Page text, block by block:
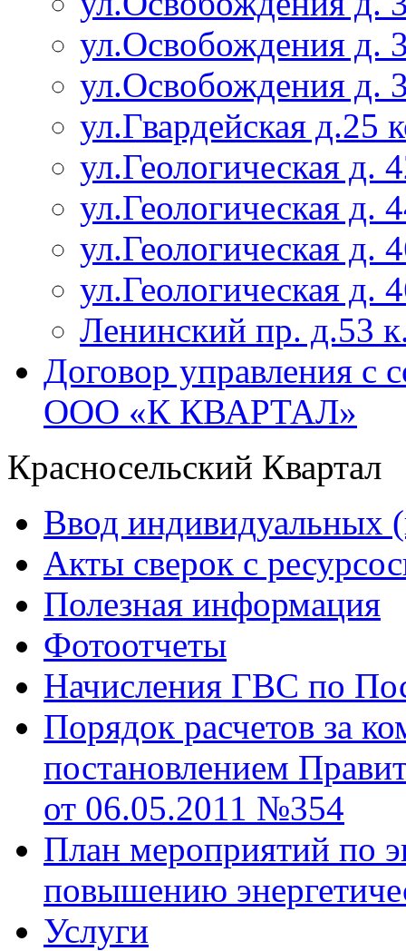
ул.Освобождения д.
ул.Освобождения д.
ул.Гвардейская д.25
ул.Геологическая д.
ул.Геологическая д.
ул.Геологическая д.
ул.Геологическая д.
Ленинский пр. д.53
Договор управления с
ООО «К КВАРТАЛ»
Красносельский Квартал
Ввод индивидуальных
Акты сверок с
Полезная информация
Фотоотчеты
Начисления ГВС по
Порядок расчетов за
постановлением
от 06.05.2011 №354
План мероприятий по
повышению
Услуги